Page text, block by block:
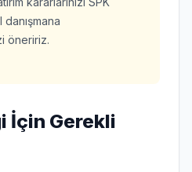
danışmana
öneririz.
İçin Gerekli